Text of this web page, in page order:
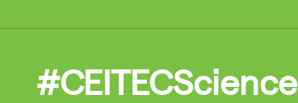
#CEITECScience